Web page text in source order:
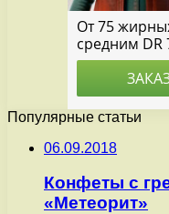
Популярные статьи
06.09.2018
Конфеты с
«Метеорит»